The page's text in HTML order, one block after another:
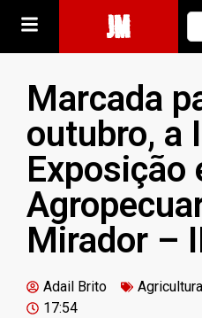
JM
Marcada
outubro, a
Exposição
Mirador –
Adail Brito Agricultura
17:54